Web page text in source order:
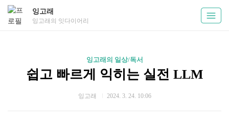
잉고래
잉고래의 잇다이어리
잉고래의 일상/독서
쉽고 빠르게 익히는 실전 LLM
잉고래 2024. 3. 24. 10:06